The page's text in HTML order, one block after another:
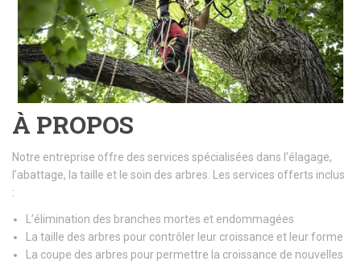
À PROPOS
Notre entreprise offre des services spécialisées dans l’élagage,
l’abattage, la taille et le soin des arbres. Les services offerts inclus
:
L’élimination des branches mortes et endommagées
La taille des arbres pour contrôler leur croissance et leur forme
La coupe des arbres pour permettre la croissance de nouvelles